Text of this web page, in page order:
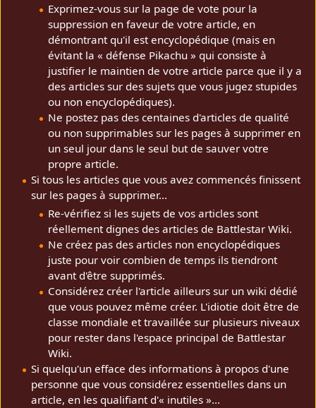
Exprimez-vous sur la page de vote pour la
suppression en faveur de votre article, en
démontrant qu'il est encyclopédique (mais en
évitant la « défense Pikachu » qui consiste à
justifier le maintien de votre article parce que il y a
des articles sur des sujets que vous jugez stupides
ou non encyclopédiques).
Ne postez pas des centaines d'articles de qualité
ou non supprimables sur les pages à supprimer en
un seul jour dans le seul but de sauver votre
propre article.
Si tous les articles que vous avez commencés finissent
sur les pages à supprimer...
Re-vérifiez si les sujets de vos articles sont
réellement dignes des articles de Battlestar Wiki.
Ne créez pas des articles non encyclopédiques
juste pour voir combien de temps ils tiendront
avant d'être supprimés.
Considérez créer l'article ailleurs sur un wiki dédié
que vous pouvez même créer. L'idiotie doit être de
classe mondiale et travaillée sur plusieurs niveaux
pour rester dans l'espace principal de Battlestar
Wiki.
Si quelqu'un efface des informations à propos d'une
personne que vous considérez essentielles dans un
article, en les qualifiant d'« inutiles »...